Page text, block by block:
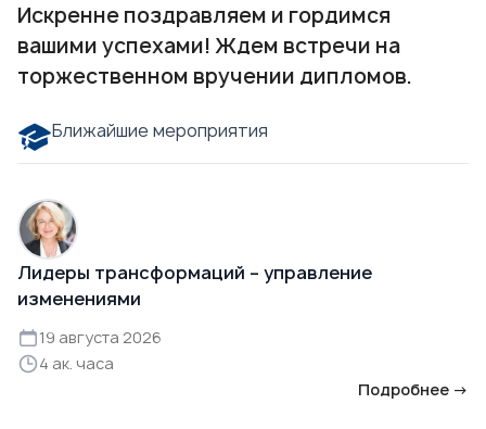
Искренне поздравляем и гордимся
вашими успехами! Ждем встречи на
торжественном вручении дипломов.
Ближайшие мероприятия
Лидеры трансформаций – управление
изменениями
19 августа 2026
4 ак. часа
Подробнее →